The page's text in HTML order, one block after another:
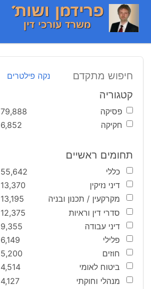
חיפוש מתקדם נקה פילטרים
קטגוריה
פסיקה
79,888
חקיקה
6,852
תחומים ראשיים
כללי
55,642
דיני נזיקין
13,370
מקרקעין / תכנון ובניה
13,195
סדרי דין וראיות
12,375
דיני עבודה
9,355
פלילי
6,149
חוזים
5,200
ביטוח לאומי
4,514
מנהלי וחוקתי
4,127